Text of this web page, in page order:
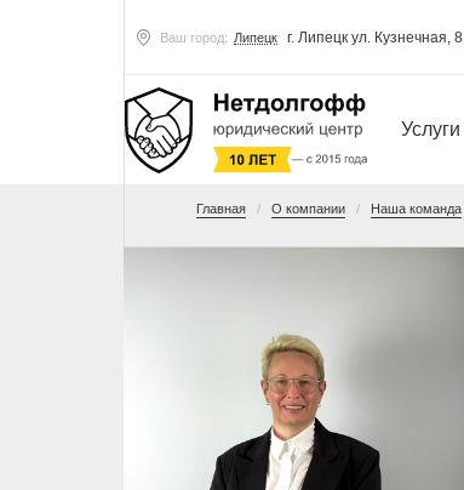
Ваш город: Липецк г. Липецк ул. Кузнечная, 8
Услуги
Главная О компании Наша команда